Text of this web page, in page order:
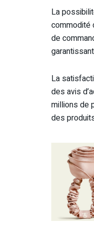
La
commodité
de
La
des avis
millions de
des